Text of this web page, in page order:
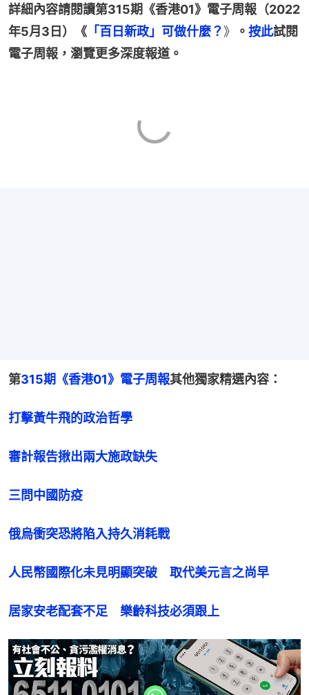
詳細內容請閱讀第315期《香港01》電子周報（2022
年5月3日）《 「百日新政」可做什麼？ 》 。 按此試閱
電子周報，瀏覽更多深度報道。
第315期《香港01》電子周報其他獨家精選內容：
打擊黃牛飛的政治哲學
審計報告揪出兩大施政缺失
三問中國防疫
俄烏衝突恐將陷入持久消耗戰
人民幣國際化未見明顯突破　取代美元言之尚早
居家安老配套不足　樂齡科技必須跟上